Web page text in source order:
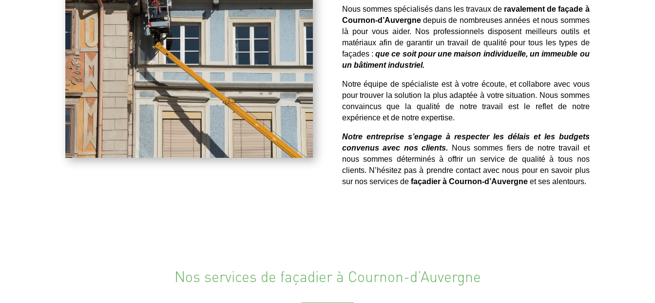
Nous sommes spécialisés dans les travaux de ravalement de façade à
Cournon-d’Auvergnedepuis de nombreuses années et nous sommes
là pour vous aider. Nos professionnels disposent meilleurs outils et
matériaux afin de garantir un travail de qualité pour tous les types de
façades :que ce soit pour une maison individuelle, un immeuble ou
un bâtiment industriel.
Notre équipe de spécialiste est à votre écoute, et collabore avec vous
pour trouver la solution la plus adaptée à votre situation. Nous sommes
convaincus que la qualité de notre travail est le reflet de notre
expérience et de notre expertise.
Notre entreprise s’engage à respecter les délais et les budgets
convenus avec nos clients. Nous sommes fiers de notre travail et
nous sommes déterminés à offrir un service de qualité à tous nos
clients. N’hésitez pas à prendre contact avec nous pour en savoir plus
sur nos services de façadier à Cournon-d’Auvergneet ses alentours.
Nos services de façadier à Cournon-d’Auvergne